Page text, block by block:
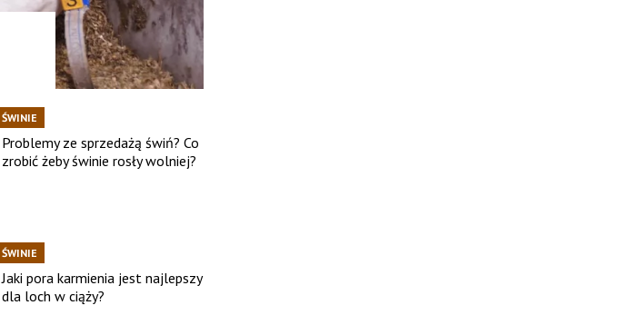
ŚWINIE
Problemy ze sprzedażą świń? Co
zrobić żeby świnie rosły wolniej?
ŚWINIE
Jaki pora karmienia jest najlepszy
dla loch w ciąży?